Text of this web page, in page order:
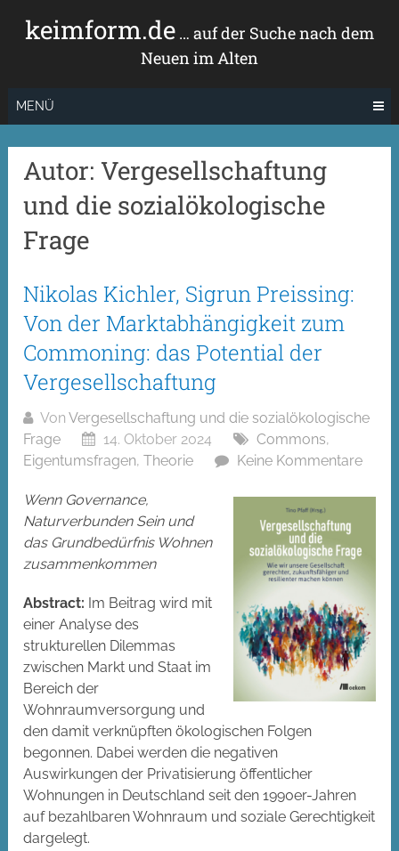
Inhaltkeimform.de… auf der Suche nach dem
Neuen im Alten
MENÜ
Autor: Vergesellschaftung
und die sozialökologische
Frage
Nikolas Kichler, Sigrun Preissing:
Von der Marktabhängigkeit zum
Commoning: das Potential der
Vergesellschaftung
VonVergesellschaftung und die sozialökologische
Frage
14. Oktober 2024 Commons,
Eigentumsfragen,Theorie Keine Kommentare
Wenn Governance,
Naturverbunden Sein und
das Grundbedürfnis Wohnen
zusammenkommen
Abstract: Im Beitrag wird mit
einer Analyse des
strukturellen Dilemmas
zwischen Markt und Staat im
Bereich der
Wohnraumversorgung und
den damit verknüpften ökologischen Folgen
begonnen. Dabei werden die negativen
Auswirkungen der Privatisierung öffentlicher
Wohnungen in Deutschland seit den 1990er-Jahren
auf bezahlbaren Wohnraum und soziale Gerechtigkeit
dargelegt.